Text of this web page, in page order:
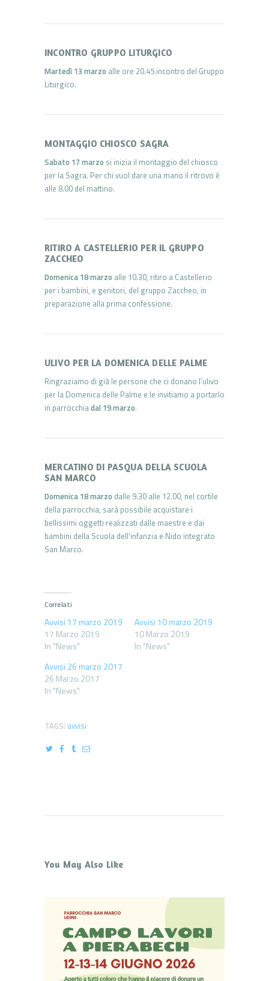
INCONTRO GRUPPO LITURGICO
Martedì 13 marzo alle ore 20.45 incontro del Gruppo
Liturgico.
MONTAGGIO CHIOSCO SAGRA
Sabato 17 marzo si inizia il montaggio del chiosco
per la Sagra. Per chi vuol dare una mano il ritrovo è
alle 8.00 del mattino.
RITIRO A CASTELLERIO PER IL GRUPPO
ZACCHEO
Domenica 18 marzo alle 10.30, ritiro a Castellerio
per i bambini, e genitori, del gruppo Zaccheo, in
preparazione alla prima confessione.
ULIVO PER LA DOMENICA DELLE PALME
Ringraziamo di già le persone che ci donano l’ulivo
per la Domenica delle Palme e le invitiamo a portarlo
in parrocchiadal 19 marzo.
MERCATINO DI PASQUA DELLA SCUOLA
SAN MARCO
Domenica 18 marzo dalle 9.30 alle 12.00, nel cortile
della parrocchia, sarà possibile acquistare i
bellissimi oggetti realizzati dalle maestre e dai
bambini della Scuola dell’infanzia e Nido integrato
San Marco.
Correlati
Avvisi 17 marzo 2019
17 Marzo 2019
In "News"
Avvisi 10 marzo 2019
10 Marzo 2019
In "News"
Avvisi 26 marzo 2017
26 Marzo 2017
In "News"
TAGS: avvisi
You May Also Like